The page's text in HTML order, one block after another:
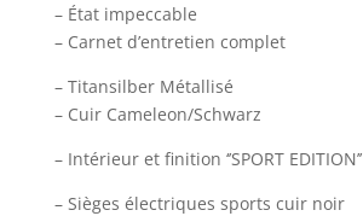
– État impeccable
– Carnet d’entretien complet
– Titansilber Métallisé
– Cuir Cameleon/Schwarz
– Intérieur et finition ‘’SPORT EDITION’’
– Sièges électriques sports cuir noir